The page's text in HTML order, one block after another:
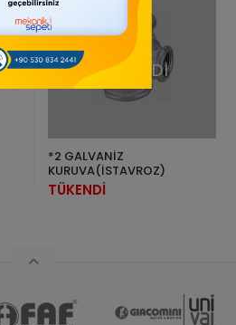
TÜKENDİ
*2 GALVANİZ
KURUVA(İSTAVROZ)
TÜKENDİ